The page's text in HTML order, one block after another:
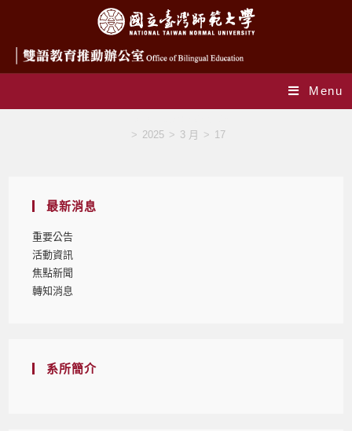
Menu
> 2025 > 3 月 > 17
最新消息
重要公告
活動資訊
焦點新聞
轉知消息
系所簡介